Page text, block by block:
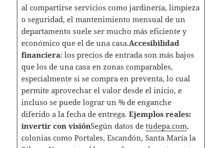
al compartirse servicios como jardinería, limpieza
o seguridad, el mantenimiento mensual de un
departamento suele ser mucho más eficiente y
económico que el de una casa.Accesibilidad
financiera: los precios de entrada son más bajos
que los de una casa en zonas comparables,
especialmente si se compra en preventa, lo cual
permite aprovechar el valor desde el inicio, e
incluso se puede lograr un % de enganche
diferido a la fecha de entrega. Ejemplos reales:
invertir con visiónSegún datos de tudepa.com,
colonias como Portales, Escandón, Santa María la